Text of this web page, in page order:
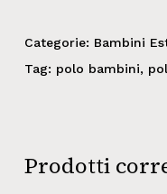
Categorie: Bambini
Tag: polo bambini,
Prodotti